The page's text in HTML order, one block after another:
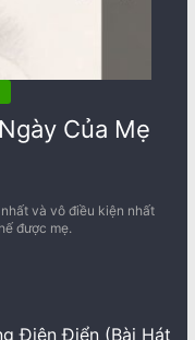
Của Mẹ
và vô điều kiện nhất
được mẹ.
Điên Điển (Bài Hát